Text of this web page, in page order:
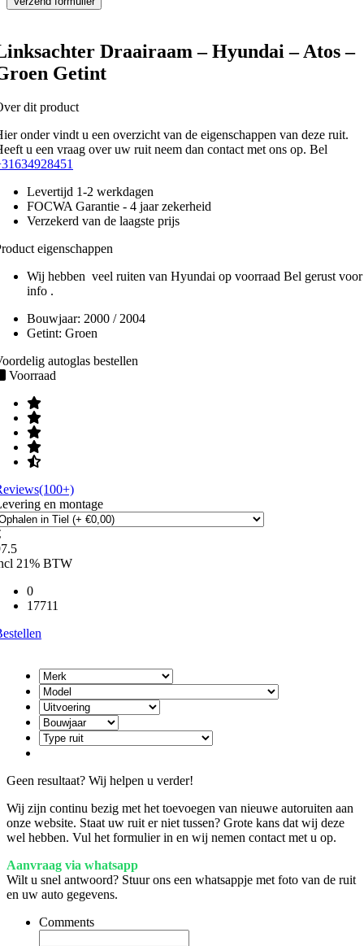
Draairaam – Hyundai – Atos –
Getint
dit product
onder vindt u een overzicht van de eigenschappen van deze ruit.
u een vraag over uw ruit neem dan contact met ons op. Bel
Levertijd 1-2 werkdagen
FOCWA Garantie - 4 jaar zekerheid
Verzekerd van de laagste prijs
eigenschappen
Wij hebben veel ruiten van Hyundai op voorraad Bel gerust voor
info .
Bouwjaar: 2000 / 2004
Getint: Groen
autoglas bestellen
Voorraad
en montage
21% BTW
0
17711
Geen resultaat? Wij helpen u verder!
Wij zijn continu bezig met het toevoegen van nieuwe autoruiten aan
onze website. Staat uw ruit er niet tussen? Grote kans dat wij deze
wel hebben. Vul het formulier in en wij nemen contact met u op.
Aanvraag via whatsapp
Wilt u snel antwoord? Stuur ons een whatsappje met foto van de ruit
en uw auto gegevens.
Comments